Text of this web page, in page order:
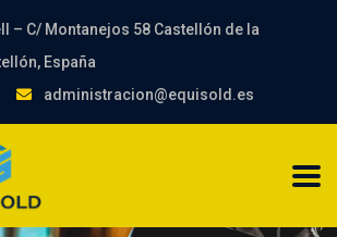
– C/ Montanejos 58 Castellón de la
España
administracion@equisold.es